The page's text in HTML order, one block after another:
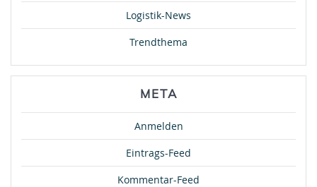
Logistik-News
Trendthema
META
Anmelden
Eintrags-Feed
Kommentar-Feed